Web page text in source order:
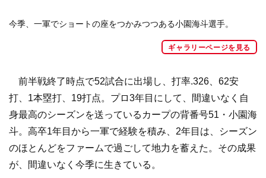
今季、一軍でショートの座をつかみつつある小園海斗選手。
ギャラリーページを見る
前半戦終了時点で52試合に出場し、打率.326、62安
打、1本塁打、19打点。プロ3年目にして、間違いなく自
身最高のシーズンを送っているカープの背番号51・小園海
斗。高卒1年目から一軍で経験を積み、2年目は、シーズン
のほとんどをファームで過ごして地力を蓄えた。その成果
が、間違いなく今季に生きている。